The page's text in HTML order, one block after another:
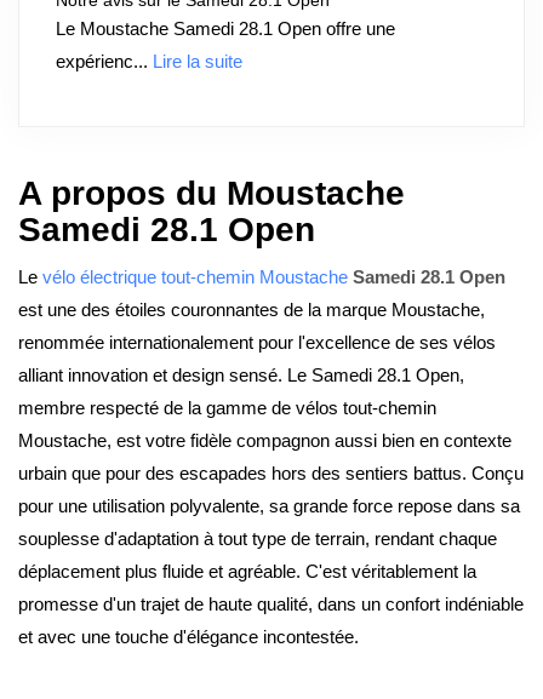
Le Moustache Samedi 28.1 Open offre une
expérienc... Lire la suite
A propos du Moustache
Samedi 28.1 Open
Le vélo électrique tout-chemin Moustache Samedi 28.1 Open
est une des étoiles couronnantes de la marque Moustache,
renommée internationalement pour l'excellence de ses vélos
alliant innovation et design sensé. Le Samedi 28.1 Open,
membre respecté de la gamme de vélos tout-chemin
Moustache, est votre fidèle compagnon aussi bien en contexte
urbain que pour des escapades hors des sentiers battus. Conçu
pour une utilisation polyvalente, sa grande force repose dans sa
souplesse d'adaptation à tout type de terrain, rendant chaque
déplacement plus fluide et agréable. C'est véritablement la
promesse d'un trajet de haute qualité, dans un confort indéniable
et avec une touche d'élégance incontestée.